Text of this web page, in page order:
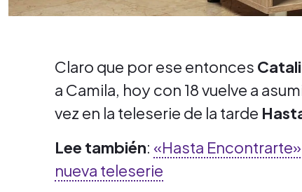
Claro que por ese entonces
a Camila, hoy con 18 vuelve a
vez en la teleserie de la tarde
Lee también: «Hasta
nueva teleserie